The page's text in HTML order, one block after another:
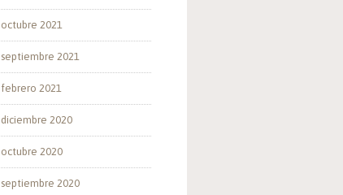
octubre 2021
septiembre 2021
febrero 2021
diciembre 2020
octubre 2020
septiembre 2020